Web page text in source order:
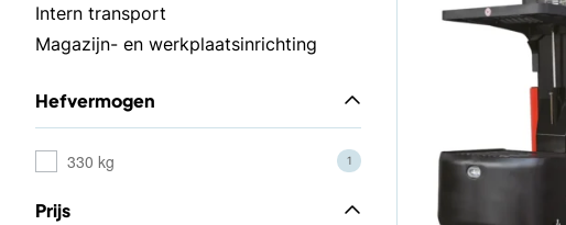
Intern transport
Magazijn- en werkplaatsinrichting
Hefvermogen
330 kg 1
Prijs
product
optie
kan
gekozen